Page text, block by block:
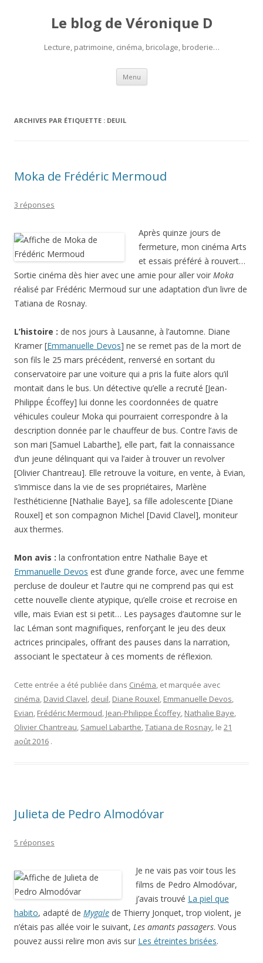
Le blog de Véronique D
Lecture, patrimoine, cinéma, bricolage, broderie…
Menu Aller
contenu
ARCHIVES PAR ÉTIQUETTE : DEUIL
Moka de Frédéric Mermoud
3 réponses
Après quinze jours de
fermeture, mon cinéma Arts
et essais préféré à rouvert…
Sortie cinéma dès hier avec une amie pour aller voir Moka
réalisé par Frédéric Mermoud sur une adaptation d’un livre de
Tatiana de Rosnay.
L’histoire : de nos jours à Lausanne, à l’automne. Diane
Kramer [Emmanuelle Devos] ne se remet pas de la mort de
son fils le 25 mars précédent, renversé en sortant du
conservatoire par une voiture qui a pris la fuite alors qu’il
montait dans le bus. Un détective qu’elle a recruté [Jean-
Philippe Écoffey] lui donne les coordonnées de quatre
véhicules couleur Moka qui pourraient correspondre à la
description donnée par le chauffeur de bus. Contre l’avis de
son mari [Samuel Labarthe], elle part, fait la connaissance
d’un jeune délinquant qui va l’aider à trouver un revolver
[Olivier Chantreau]. Elle retrouve la voiture, en vente, à Evian,
s’immisce dans la vie de ses propriétaires, Marlène
l’esthéticienne [Nathalie Baye], sa fille adolescente [Diane
Rouxel] et son compagnon Michel [David Clavel], moniteur
aux thermes.
Mon avis : la confrontation entre Nathalie Baye et
Emmanuelle Devos est d’une grande force, avec une femme
percluse de douleur et l’autre qui ne comprend pas qui est
cette nouvelle cliente atypique, qu’elle croise et recroise en
ville, mais Evian est si petit… Les paysages d’automne sur le
lac Léman sont magnifiques, renforçant le jeu des deux
actrices principales, offrant des pauses dans la narration,
associant le spectateur à ces moments de réflexion.
Cette entrée a été publiée dans Cinéma, et marquée avec
cinéma, David Clavel, deuil, Diane Rouxel, Emmanuelle Devos,
Evian, Frédéric Mermoud, Jean-Philippe Écoffey, Nathalie Baye,
Olivier Chantreau, Samuel Labarthe,Tatiana de Rosnay, le 21
août 2016 .
Julieta de Pedro Almodóvar
5 réponses
Je ne vais pas voir tous les
films de Pedro Almodóvar,
j’avais trouvé La piel que
habito, adapté de Mygale de Thierry Jonquet, trop violent, je
n’étais pas allée voir le suivant, Les amants passagers. Vous
pouvez aussi relire mon avis sur Les étreintes brisées.